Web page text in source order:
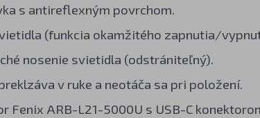
s antireflexným povrchom.
(funkcia okamžitého zapnutia/
nosenie svietidla (odstrániteľný).
v ruke a neotáča sa pri položení.
Fenix ARB-L21-5000U s USB-C